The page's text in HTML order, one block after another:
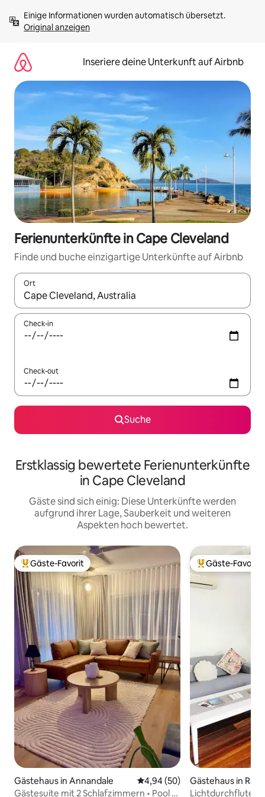
Inhalten
springenOriginal anzeigen
Inseriere deine Unterkunft auf Airbnb
Ferienunterkünfte in Cape Cleveland
Finde und buche einzigartige Unterkünfte auf Airbnb
Ort
Wenn Ergebnisse verfügbar sind, navigiere mit den
Check-in
Check-out
Suche
Erstklassig bewertete Ferienunterkünfte
in Cape Cleveland
Gäste sind sich einig: Diese Unterkünfte werden
aufgrund ihrer Lage, Sauberkeit und weiteren
Aspekten hoch bewertet.
Beliebter Gäste-Favorit.
Gäste-Favorit
Gästehaus in Annandale Durchschnittliche Bewertung:
4,94 (50)
Gästesuite mit 2 Schlafzimmern • Pool +
Beliebter Gäste-
Gäste-Favorit
Gästehaus in
Lichtdurchflutete